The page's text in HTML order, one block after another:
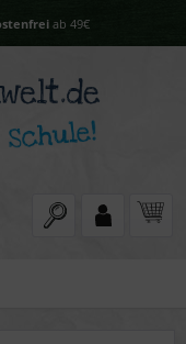
ab 49€